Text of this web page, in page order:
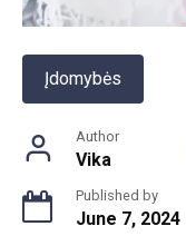
Įdomybės
Author
Vika
Published by
June 7, 2024